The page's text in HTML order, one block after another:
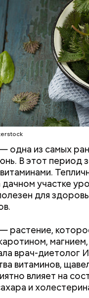
День
горизонта и
одна из самых
В этот период
дачном участке
для
растение,
врач-диетолог
витаминов,
влияет на
и
же щавеля
щавелевой
камней в
ВРАЧИ